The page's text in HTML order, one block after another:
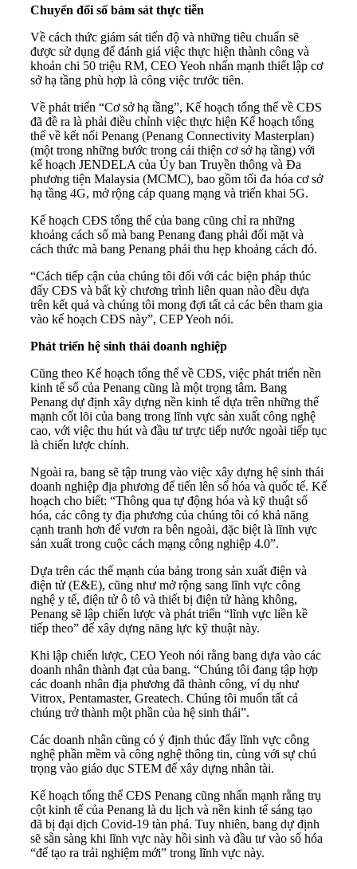
Chuyển đổi số bám sát thực tiễn
Về cách thức giám sát tiến độ và những tiêu chuẩn sẽ
được sử dụng để đánh giá việc thực hiện thành công và
khoản chi 50 triệu RM, CEO Yeoh nhấn mạnh thiết lập cơ
sở hạ tầng phù hợp là công việc trước tiên.
Về phát triển “Cơ sở hạ tầng”, Kế hoạch tổng thể về CĐS
đã đề ra là phải điều chỉnh việc thực hiện Kế hoạch tổng
thể về kết nối Penang (Penang Connectivity Masterplan)
(một trong những bước trong cải thiện cơ sở hạ tầng) với
kế hoạch JENDELA của Ủy ban Truyền thông và Đa
phương tiện Malaysia (MCMC), bao gồm tối đa hóa cơ sở
hạ tầng 4G, mở rộng cáp quang mạng và triển khai 5G.
Kế hoạch CĐS tổng thể của bang cũng chỉ ra những
khoảng cách số mà bang Penang đang phải đối mặt và
cách thức mà bang Penang phải thu hẹp khoảng cách đó.
“Cách tiếp cận của chúng tôi đối với các biện pháp thúc
đẩy CĐS và bất kỳ chương trình liên quan nào đều dựa
trên kết quả và chúng tôi mong đợi tất cả các bên tham gia
vào kế hoạch CĐS này”, CEP Yeoh nói.
Phát triển hệ sinh thái doanh nghiệp
Cũng theo Kế hoạch tổng thể về CĐS, việc phát triển nền
kinh tế số của Penang cũng là một trọng tâm. Bang
Penang dự định xây dựng nền kinh tế dựa trên những thế
mạnh cốt lõi của bang trong lĩnh vực sản xuất công nghệ
cao, với việc thu hút và đầu tư trực tiếp nước ngoài tiếp tục
là chiến lược chính.
Ngoài ra, bang sẽ tập trung vào việc xây dựng hệ sinh thái
doanh nghiệp địa phương để tiến lên số hóa và quốc tế. Kế
hoạch cho biết: “Thông qua tự động hóa và kỹ thuật số
hóa, các công ty địa phương của chúng tôi có khả năng
cạnh tranh hơn để vươn ra bên ngoài, đặc biệt là lĩnh vực
sản xuất trong cuộc cách mạng công nghiệp 4.0”.
Dựa trên các thế mạnh của bảng trong sản xuất điện và
điện tử (E&E), cũng như mở rộng sang lĩnh vực công
nghệ y tế, điện tử ô tô và thiết bị điện tử hàng không,
Penang sẽ lập chiến lược và phát triển “lĩnh vực liền kề
tiếp theo” để xây dựng năng lực kỹ thuật này.
Khi lập chiến lược, CEO Yeoh nói rằng bang dựa vào các
doanh nhân thành đạt của bang. “Chúng tôi đang tập hợp
các doanh nhân địa phương đã thành công, ví dụ như
Vitrox, Pentamaster, Greatech. Chúng tôi muốn tất cả
chúng trở thành một phần của hệ sinh thái”.
Các doanh nhân cũng có ý định thúc đẩy lĩnh vực công
nghệ phần mềm và công nghệ thông tin, cùng với sự chú
trọng vào giáo dục STEM để xây dựng nhân tài.
Kế hoạch tổng thể CĐS Penang cũng nhấn mạnh rằng trụ
cột kinh tế của Penang là du lịch và nền kinh tế sáng tạo
đã bị đại dịch Covid-19 tàn phá. Tuy nhiên, bang dự định
sẽ sẵn sàng khi lĩnh vực này hồi sinh và đầu tư vào số hóa
“để tạo ra trải nghiệm mới” trong lĩnh vực này.